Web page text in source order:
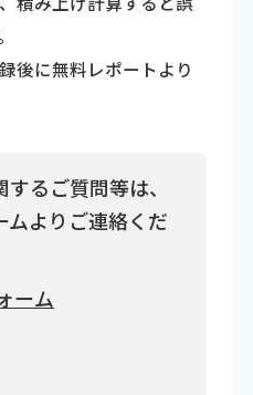
後に無料レポートより
るご質問等は、
ムよりご連絡くだ
ーム